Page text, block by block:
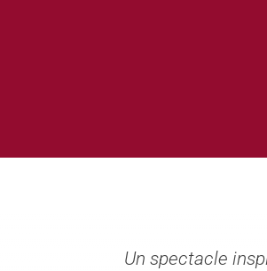
Un spectacle